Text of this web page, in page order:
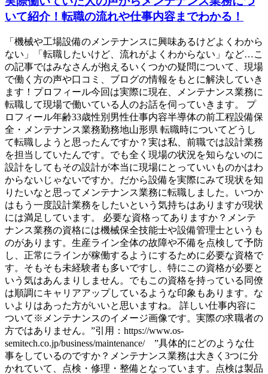
いて紹介！転職の流れや仕事内容までわかる！
「機械や工場設備のメンテナンスに興味あるけどよくわから
ない」「転職したいけど、流れがよくわからない」など…こ
の記事ではみなさんが抱えるいくつかの疑問について、現場
で働く方の声や口コミ、ブログの情報をもとに解決していき
ます！プロフィール今回は実際に現在、メンテナンス業務に
転職して現場で働いている人のお話を伺っていきます。 プ
ロフィール年齢33歳性別男性仕事内容半導体の前工程設備保
全・メンテナンス業務勤務地山形県 転職時についてどうし
て転職しようと思ったんですか？実は私、前職では設計業務
を担当していたんです。でも全く現場の状況を知らないのに
設計をしてもその設計が本当に現場にとっていいものかはわ
からないじゃないですか。だから設備を実際にみて現状を知
りたいなと思ってメンテナンス業務に転職しました。いつか
はもう一度設計業務をしたいという気持ちはありますが現状
には満足しています。 必要な資格ってありますか？メンテ
ナンス業務の資格には機械保全技能士や設備管理士というも
のがあります。生産ライン全体の故障や不備を点検して予防
し、正常にラインが稼働するようにするために必要な資格で
す。そもそも未経験者も多いですし、特にこの資格が必要と
いう気はあんまりしません。でもこの資格を持っている同僚
は順調にキャリアアップしているような印象もあります。な
いよりはあった方がいいと思いますね。 詳しい仕事内容に
ついて※メンテナンスのイメージ画像です。実際の求職者の
方ではありません。”引用：https://www.os-
semitech.co.jp/business/maintenance/ ”具体的にどのような仕
事をしているのですか？メンテナンス業務は大きく3つに分
かれていて、点検・修理・整備となっています。点検は製品